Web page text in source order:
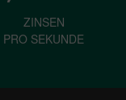
ZINSEN
PRO SEKUNDE